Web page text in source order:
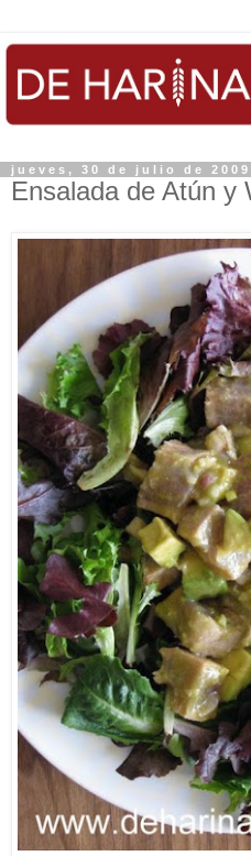
jueves, 30 de julio de 2009
Ensalada de Atún y